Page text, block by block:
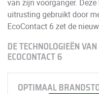
van zijn voorganger.
uitrusting gebruikt door
EcoContact 6 zet de
DE TECHNOLOGIEËN
ECOCONTACT 6
OPTIMAAL